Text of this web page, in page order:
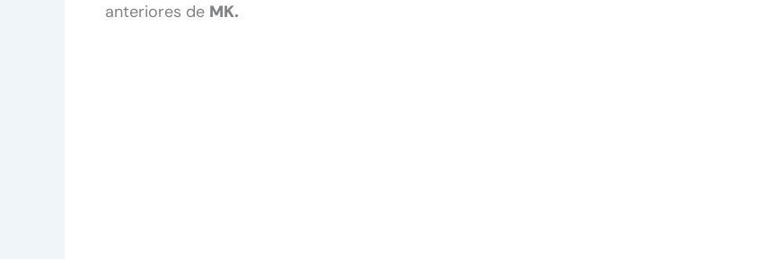
anteriores de MK.